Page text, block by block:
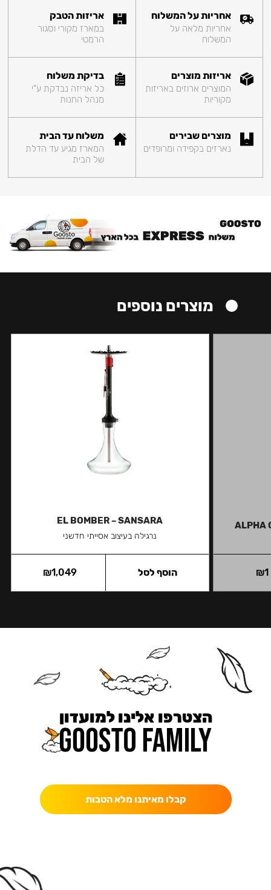
אחריות על המשלוח
אחריות מלאה על
המשלוח
אריזות הטבק
במארז מקורי וסגור
הרמטי
אריזות מוצרים
המוצרים ארוזים באריזות
מקוריות
בדיקת משלוח
כל אריזה נבדקת ע"י
מנהל החנות
מוצרים שבירים
נארזים בקפידה ומרופדים
משלוח עד הבית
המארז מגיע עד הדלת
של הבית
מוצרים נוספים
ALPHA
₪1
EL BOMBER – SANSARA
נרגילה בעיצוב אסייתי חדשני
₪1,049 הוסף לסל
הצטרפו אלינו למועדון
קבלו מאיתנו מלא הטבות